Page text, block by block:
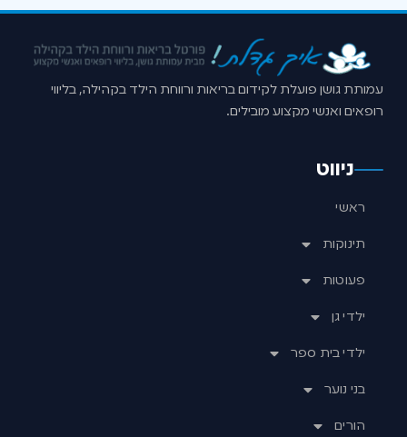
עמותת גושן פועלת לקידום בריאות ורווחת הילד בקהילה, בליווי
רופאים ואנשי מקצוע מובילים.
ניווט
ראשי
תינוקות
פעוטות
ילדי גן
ילדי בית ספר
בני נוער
הורים